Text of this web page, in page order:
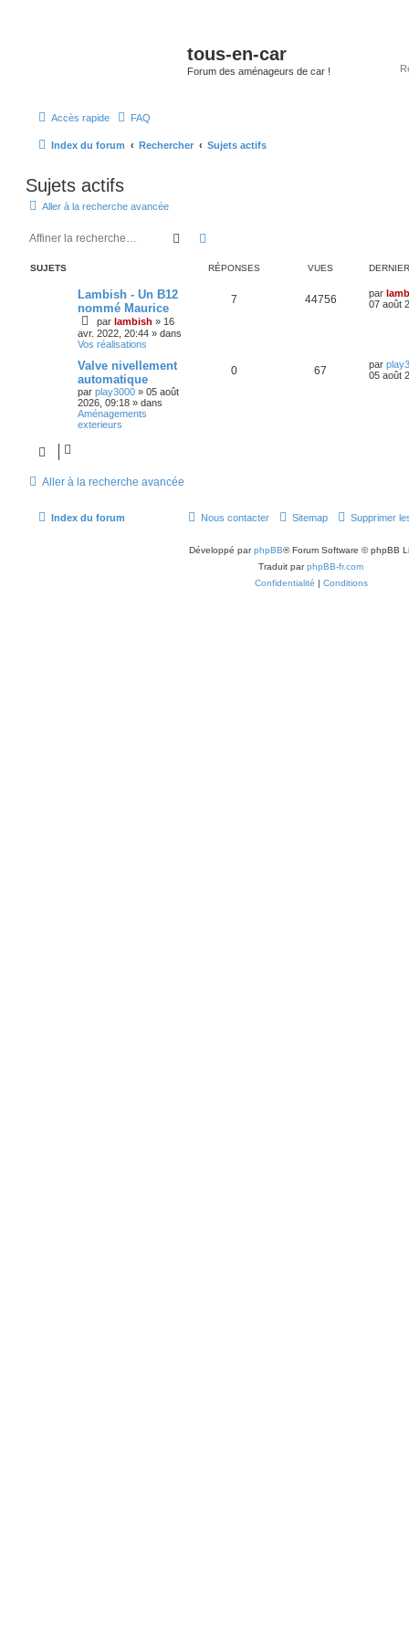
tous-en-car
Forum des aménageurs de car !
Accès rapide FAQ
Index du forum Rechercher Sujets actifs
Sujets actifs
Aller à la recherche avancée
Rechercher
SUJETS RÉPONSES VUES
Lambish - Un B12
nommé Maurice
par lambish » 16
avr. 2022, 20:44 » dans
Vos réalisations
7 44756 par
07 août
Valve nivellement
automatique
par play3000 » 05 août
2026, 09:18 » dans
Aménagements
exterieurs
0 67 par
05 août
Aller à la recherche avancée
Index du forum Supprimer
Sitemap
Nous contacter
Développé parphpBB® Forum Software © phpBB
Traduit parphpBB-fr.com
Confidentialité | Conditions